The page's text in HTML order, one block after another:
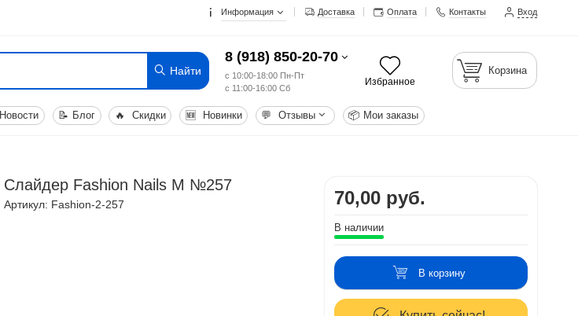
Информация Доставка Оплата Контакты Вход
Найти
8 (918) 850-20-70
с 10:00-18:00 Пн-Пт
с 11:00-16:00 Сб
Избранное
Корзина
Новости 📝 Блог 🔥 Скидки 🆕 Новинки 💬 Отзывы 📦 Мои заказы
Слайдер Fashion Nails M №257
Артикул: Fashion-2-257 70,00 руб.
В наличии
В корзину